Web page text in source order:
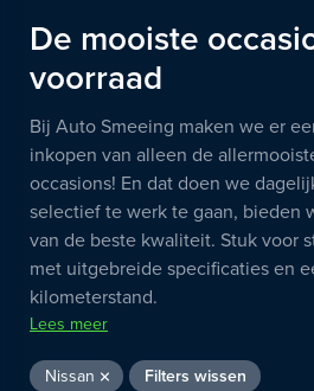
De mooiste
voorraad
Bij Auto Smeeing maken we er
inkopen van alleen de
occasions! En dat doen we
selectief te werk te gaan, bieden
van de beste kwaliteit. Stuk voor
met uitgebreide specificaties en
kilometerstand.
Lees meer
Nissan Filters wissen